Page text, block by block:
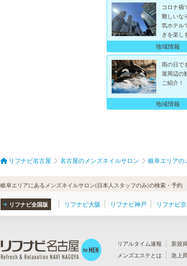
コロナ禍
難しいな
気ホテル
きを楽し
地域情報
雨の日で
屋周辺の
ご紹介！
地域情報
リフナビ名古屋 名古屋のメンズネイルサロン 岐阜エリアの
岐阜エリアにあるメンズネイルサロン(日本人スタッフのみ)の検索・予約
リフナビ全国版 リフナビ大阪 リフナビ神戸 リフナビ
リアルタイム速報 新規
メンズエステとは
急上